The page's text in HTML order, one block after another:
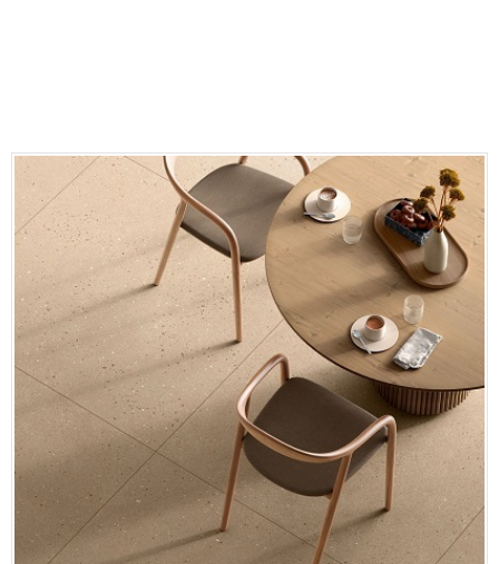
Politika
Dünya
Bilim
Kültür-sanat
Sağlık
Yazarlar
İletişim
A24 SOSYAL MEDYA